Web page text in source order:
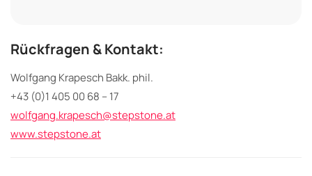
Rückfragen & Kontakt:
Wolfgang Krapesch Bakk. phil.
+43 (0)1 405 00 68 – 17
wolfgang.krapesch@stepstone.at
www.stepstone.at